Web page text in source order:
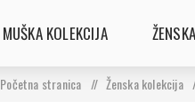
MUŠKA KOLEKCIJA
Početna stranica / Ženska kolekcija